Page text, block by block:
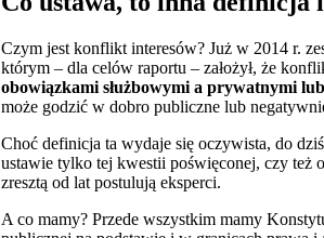
Czym jest konflikt interesów? Już w 2014 r.
którym – dla celów raportu – założył, że
obowiązkami służbowymi a prywatnymi
może godzić w dobro publiczne lub
Choć definicja ta wydaje się oczywista, do
ustawie tylko tej kwestii poświęconej, czy też
zresztą od lat postulują eksperci.
A co mamy? Przede wszystkim mamy